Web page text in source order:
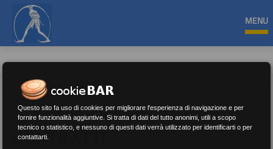
MENU
CONTRATTI
Questo sito fa uso di cookies per migliorare l'esperienza di navigazione e per
fornire funzionalità aggiuntive. Si tratta di dati del tutto anonimi, utili a scopo
tecnico o statistico, e nessuno di questi dati verrà utilizzato per identificarti o per
contattarti.